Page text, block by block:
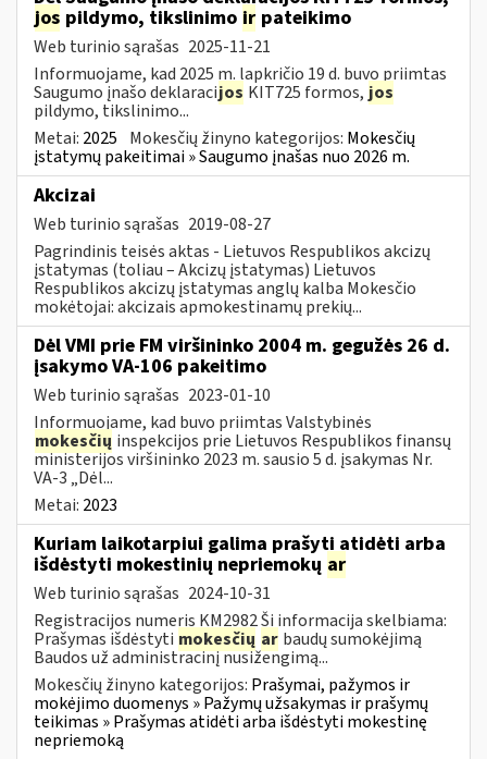
jos pildymo, tikslinimo ir pateikimo
Web turinio sąrašas 2025-11-21
Informuojame, kad 2025 m. lapkričio 19 d. buvo priimtas
Saugumo įnašo deklaracijos KIT725 formos, jos
pildymo, tikslinimo...
Metai: 2025 Mokesčių žinyno kategorijos: Mokesčių
įstatymų pakeitimai » Saugumo įnašas nuo 2026 m.
Akcizai
Web turinio sąrašas 2019-08-27
Pagrindinis teisės aktas - Lietuvos Respublikos akcizų
įstatymas (toliau – Akcizų įstatymas) Lietuvos
Respublikos akcizų įstatymas anglų kalba Mokesčio
mokėtojai: akcizais apmokestinamų prekių...
Dėl VMI prie FM viršininko 2004 m. gegužės 26 d.
įsakymo VA-106 pakeitimo
Web turinio sąrašas 2023-01-10
Informuojame, kad buvo priimtas Valstybinės
mokesčių inspekcijos prie Lietuvos Respublikos finansų
ministerijos viršininko 2023 m. sausio 5 d. įsakymas Nr.
VA-3 „Dėl...
Metai: 2023
Kuriam laikotarpiui galima prašyti atidėti arba
išdėstyti mokestinių nepriemokų ar
Web turinio sąrašas 2024-10-31
Registracijos numeris KM2982 Ši informacija skelbiama:
Prašymas išdėstyti mokesčių ar baudų sumokėjimą
Baudos už administracinį nusižengimą...
Mokesčių žinyno kategorijos: Prašymai, pažymos ir
mokėjimo duomenys » Pažymų užsakymas ir prašymų
teikimas » Prašymas atidėti arba išdėstyti mokestinę
nepriemoką